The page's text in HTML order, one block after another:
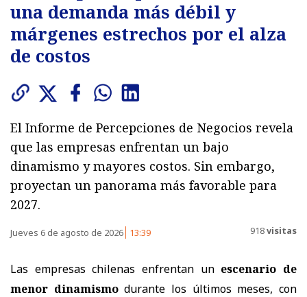
una demanda más débil y
márgenes estrechos por el alza
de costos
El Informe de Percepciones de Negocios revela
que las empresas enfrentan un bajo
dinamismo y mayores costos. Sin embargo,
proyectan un panorama más favorable para
2027.
Jueves 6 de agosto de 2026 13:39 918visitas
Las empresas chilenas enfrentan un escenario de
menor dinamismodurante los últimos meses, con